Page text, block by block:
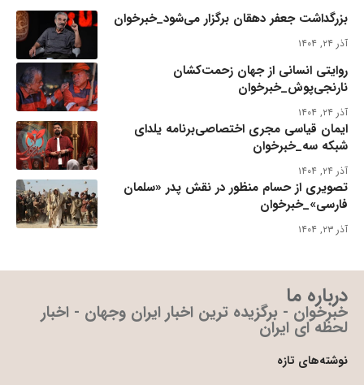
بزرگداشت جعفر دهقان برگزار می‌شود_خبرخوان
آذر ۲۴, ۱۴۰۴
روایتی انسانی از جهان زحمت‌کشان
نارنجی‌پوش_خبرخوان
آذر ۲۴, ۱۴۰۴
ایمان قیاسی مجری اختصاصی‌برنامه یلدای
شبکه سه_خبرخوان
آذر ۲۴, ۱۴۰۴
تصویری از حسام منظور در نقش پدر «سلمان
فارسی»_خبرخوان
آذر ۲۳, ۱۴۰۴
درباره ما
خبرخوان - برگزیده ترین اخبار ایران وجهان - اخبار
لحظه ای ایران
نوشته‌های تازه